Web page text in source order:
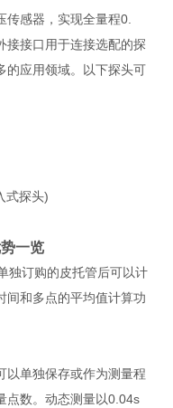
传感器，实现全量程0.
接接口用于连接选配的探
的应用领域。以下探头可
式探头)
一览
独订购的皮托管后可以计
间和多点的平均值计算功
以单独保存或作为测量程
点数。动态测量以0.04s